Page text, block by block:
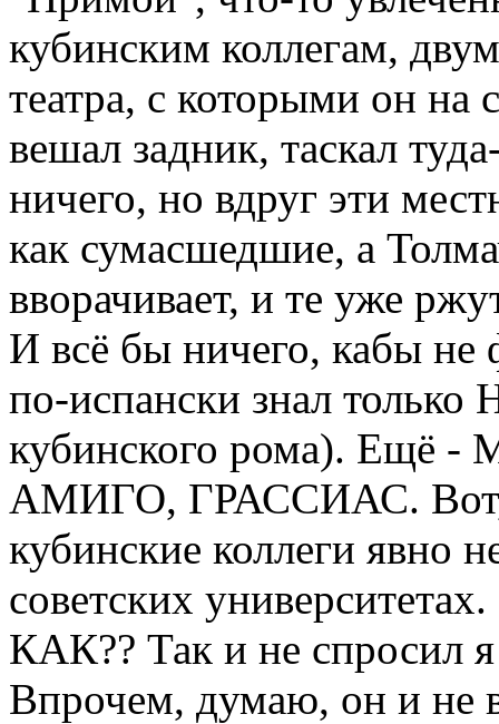
кубинским коллегам,
театра, с которыми он на
вешал задник, таскал
ничего, но вдруг эти
как сумасшедшие, а
вворачивает, и те уже
И всё бы ничего, кабы не
по-испански знал
кубинского рома).
АМИГО, ГРАССИАС. Вот,
кубинские коллеги явно
советских
КАК?? Так и не спросил
Впрочем, думаю, он и не